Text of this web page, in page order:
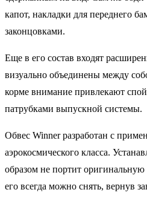
капот, накладки для переднего
законцовками.
Еще в его состав входят
визуально объединены между
корме внимание привлекают
патрубками выпускной системы.
Обвес Winner разработан с
аэрокосмического класса.
образом не портит оригинальную
его всегда можно снять, вернув